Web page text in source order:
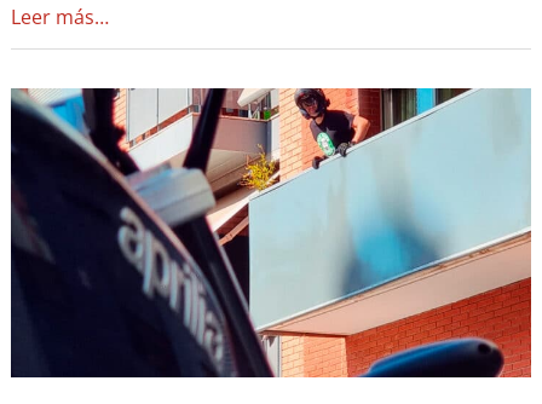
Leer más…
fonctionne
AtlantisMOTO
?
–
Localización
GPS